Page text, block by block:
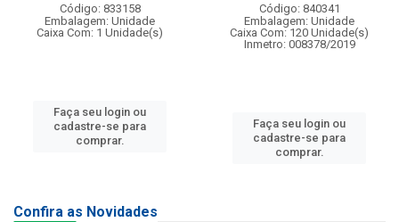
Código: 833158
Embalagem: Unidade
Caixa Com: 1 Unidade(s)
Faça seu login ou
cadastre-se para
comprar.
Código: 840341
Embalagem: Unidade
Caixa Com: 120 Unidade(s)
Inmetro: 008378/2019
Faça seu login ou
cadastre-se para
comprar.
Confira as Novidades